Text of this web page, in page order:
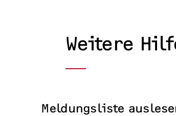
Weitere
Meldungsliste